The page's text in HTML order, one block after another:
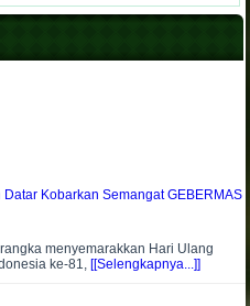
Kobarkan Semangat GEBERMAS
menyemarakkan Hari Ulang
ke-81, [[Selengkapnya...]]